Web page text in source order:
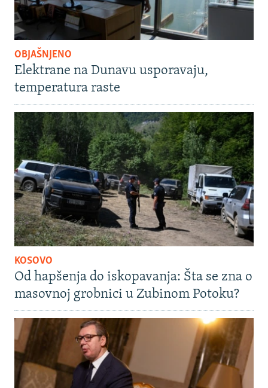
OBJAŠNJENO
Elektrane na Dunavu usporavaju,
temperatura raste
KOSOVO
Od hapšenja do iskopavanja: Šta se zna o
masovnoj grobnici u Zubinom Potoku?